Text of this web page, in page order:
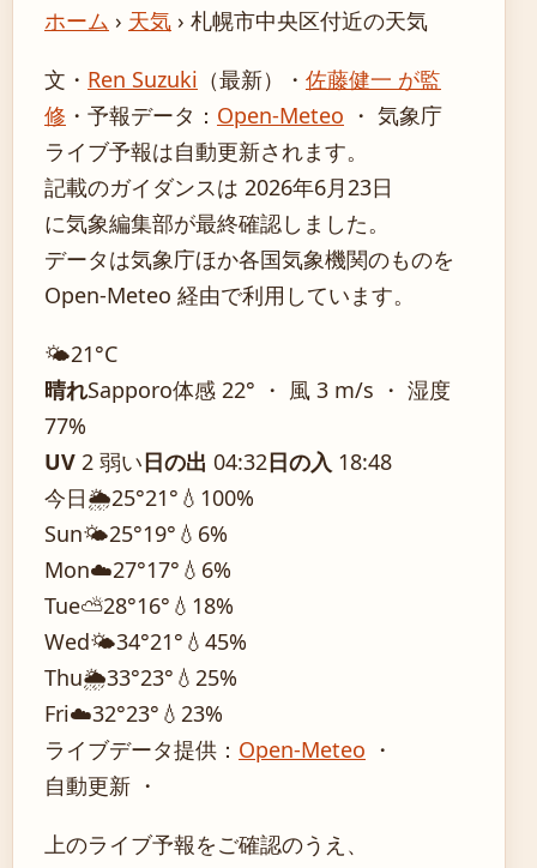
ホーム › 天気 › 札幌市中央区付近の天気
文・ Ren Suzuki （最新） ・ 佐藤健一 が監
修 ・ 予報データ： Open-Meteo ・ 気象庁
ライブ予報は自動更新されます。
記載のガイダンスは 2026年6月23日
に気象編集部が最終確認しました。
データは気象庁ほか各国気象機関のものを
Open-Meteo 経由で利用しています。
🌤️21°C
晴れSapporo体感 22° ・ 風 3 m/s ・ 湿度
77%
UV 2 弱い日の出 04:32日の入 18:48
今日🌦️25°21° 💧100%
Sun🌤️25°19° 💧6%
Mon☁️27°17° 💧6%
Tue⛅28°16° 💧18%
Wed🌤️34°21° 💧45%
Thu🌦️33°23° 💧25%
Fri☁️32°23° 💧23%
ライブデータ提供： Open-Meteo ・
自動更新 ・
上のライブ予報をご確認のうえ、